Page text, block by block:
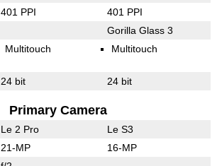
401 PPI 401 PPI
Gorilla Glass 3
Multitouch Multitouch
24 bit 24 bit
Primary Camera
Le 2 Pro Le S3
21-MP 16-MP